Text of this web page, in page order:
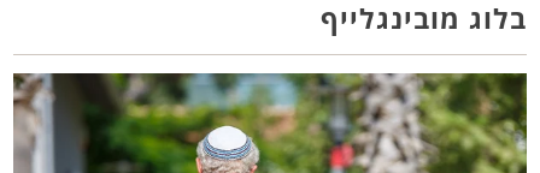
בלוג מובינגלייף